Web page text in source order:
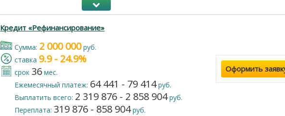
Кредит «Рефинансирование»
Cумма: 2 000 000руб.
cтавка 9.9 - 24.9%
срок 36 мес.
Ежемесячный платеж: 64 441 - 79 414руб.
Выплатить всего: 2 319 876 - 2 858 904руб.
Переплата: 319 876 - 858 904руб.
Оформить